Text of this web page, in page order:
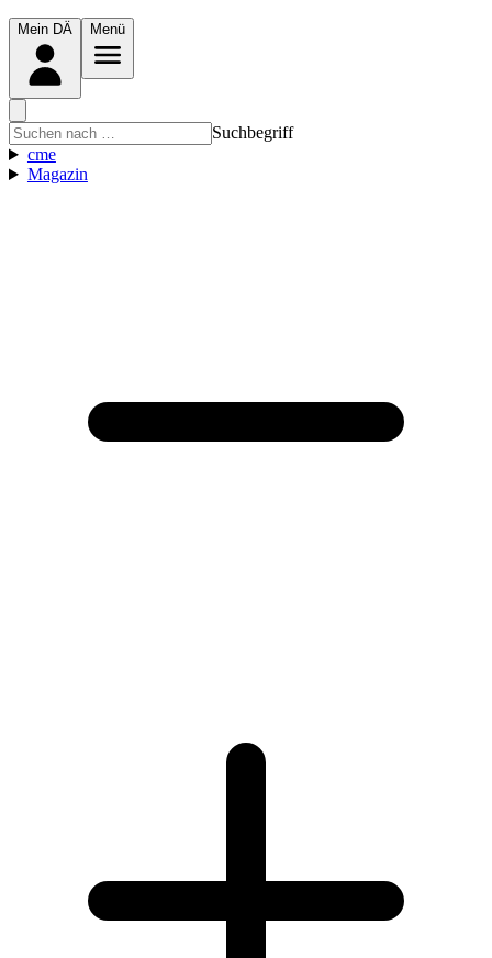
Mein DÄ Menü
Suchbegriff
cme
Magazin